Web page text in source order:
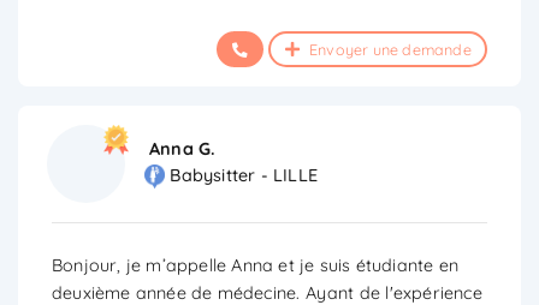
Envoyer une demande
Anna G.
Babysitter - LILLE
Bonjour, je m’appelle Anna et je suis étudiante en
deuxième année de médecine. Ayant de l'expérience